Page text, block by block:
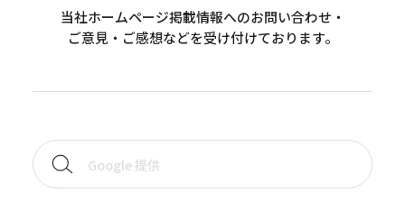
当社ホームページ掲載情報へのお問い合わせ・
ご意見・ご感想などを受け付けております。